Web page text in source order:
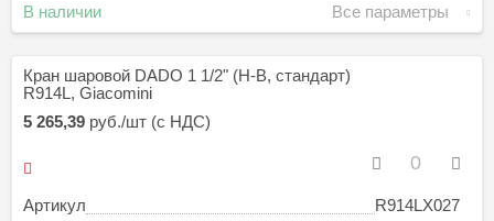
В наличии Все параметры
Кран шаровой DADO 1 1/2" (Н-В, стандарт)
R914L, Giacomini
Артикул R914LX027
5 265,39 руб./шт (с НДС)